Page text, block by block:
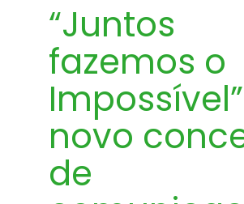
“Juntos
fazemos o
novo
de